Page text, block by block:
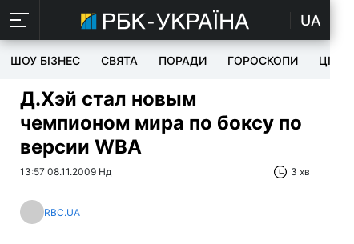
UA
ШОУ БІЗНЕС СВЯТА ПОРАДИ ГОРОСКОПИ ЦІКАВЕ
Д.Хэй стал новым
чемпионом мира по боксу по
версии WBA
13:57 08.11.2009 Нд 3 хв
RBC.UA